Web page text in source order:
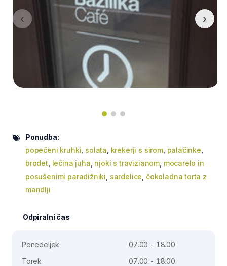
‹ ›
Ponudba:
popečeni kruhki solata krekerji s sirom, palačinke
brodet lečina juha njoki s travizianom mocarelo in
posušenimi paradižniki sardelice čokoladna torta z
mandlji
Odpiralni čas
Ponedeljek
07.00 - 18.00
Torek
07.00 - 18.00